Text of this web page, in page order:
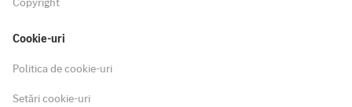
Cookie-uri
Politica de cookie-uri
Setări cookie-uri